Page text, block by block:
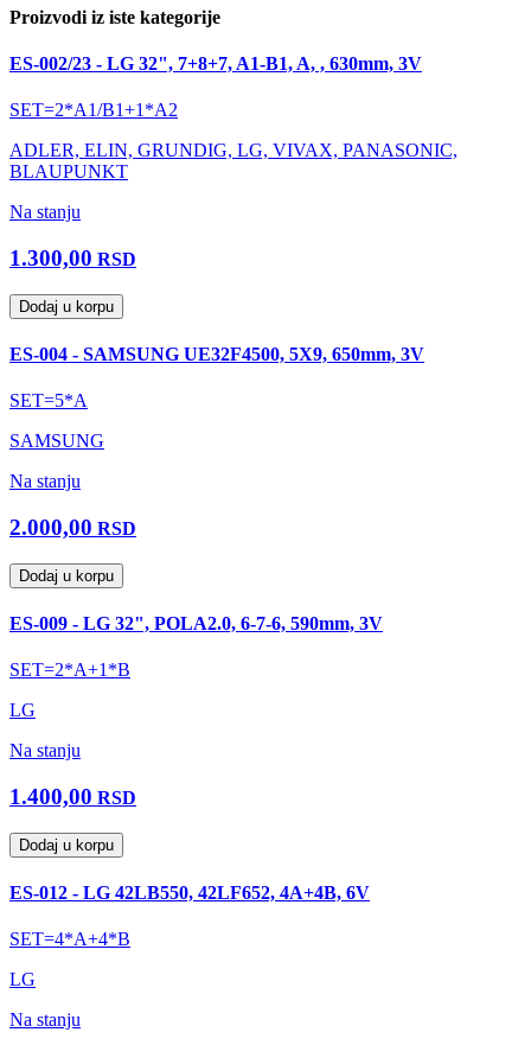
Proizvodi iz iste kategorije
ES-002/23 - LG 32", 7+8+7, A1-B1, A, , 630mm, 3V
SET=2*A1/B1+1*A2
ADLER, ELIN, GRUNDIG, LG, VIVAX, PANASONIC,
BLAUPUNKT
Na stanju
1.300,00 RSD
Dodaj u korpu
ES-004 - SAMSUNG UE32F4500, 5X9, 650mm, 3V
SET=5*A
SAMSUNG
Na stanju
2.000,00 RSD
Dodaj u korpu
ES-009 - LG 32", POLA2.0, 6-7-6, 590mm, 3V
SET=2*A+1*B
LG
Na stanju
1.400,00 RSD
Dodaj u korpu
ES-012 - LG 42LB550, 42LF652, 4A+4B, 6V
SET=4*A+4*B
LG
Na stanju